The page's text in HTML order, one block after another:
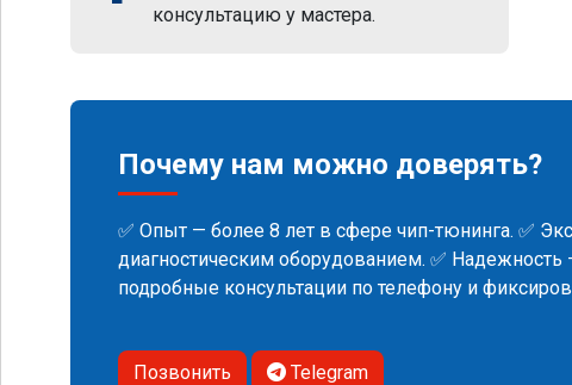
консультацию у мастера.
Почему нам можно доверять?
✅ Опыт — более 8 лет в сфере чип-тюнинга. ✅
диагностическим оборудованием. ✅
подробные консультации по телефону и
Позвонить Telegram